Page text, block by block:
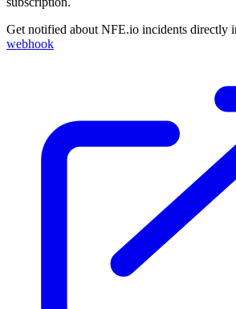
Get notified about NFE.io incidents directly
webhook